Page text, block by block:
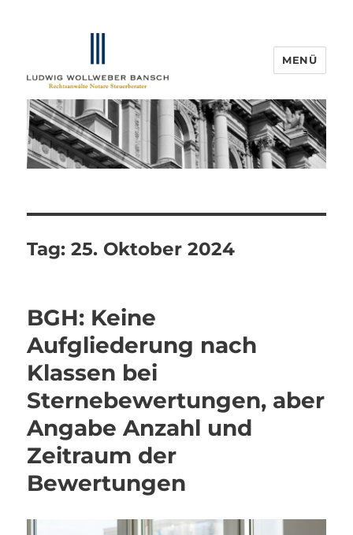
IP-Blogger.de
MENÜ
Tag:25. Oktober 2024
BGH: Keine
Aufgliederung nach
Klassen bei
Sternebewertungen, aber
Angabe Anzahl und
Zeitraum der
Bewertungen